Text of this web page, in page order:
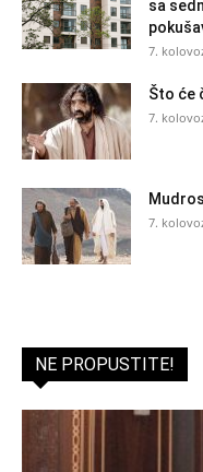
sa
7.
Što će
7.
7.
NE PROPUSTITE!